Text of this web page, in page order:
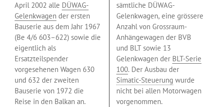
April 2002 alle DÜWAG-
Gelenkwagen der ersten
Bauserie aus dem Jahr 1967
(Be 4/6 603–622) sowie die
eigentlich als
Ersatzteilspender
vorgesehenen Wagen 630
und 632 der zweiten
Bauserie von 1972 die
Reise in den Balkan an.
sämtliche DÜWAG-
Gelenkwagen, eine grössere
Anzahl von Grossraum-
Anhängewagen der BVB
und BLT sowie 13
Gelenkwagen der BLT-Serie
100. Der Ausbau der
Simatic-Steuerung wurde
nicht bei allen Motorwagen
vorgenommen.